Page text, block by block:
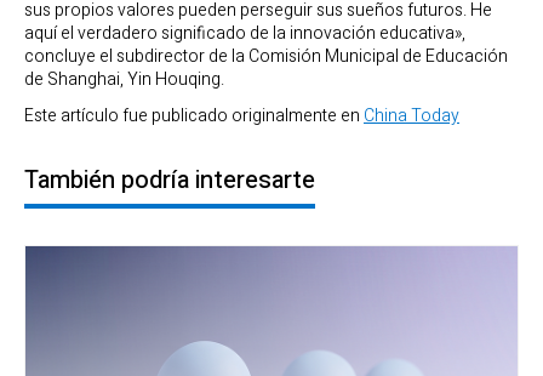
sus propios valores pueden perseguir sus sueños futuros. He
aquí el verdadero significado de la innovación educativa»,
concluye el subdirector de la Comisión Municipal de Educación
de Shanghai, Yin Houqing.
Este artículo fue publicado originalmente en China Today
También podría interesarte